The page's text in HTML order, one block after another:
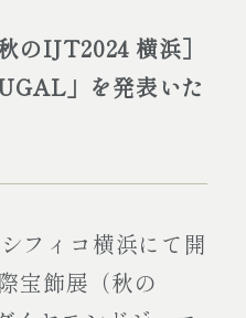
のIJT2024 横浜］
」を発表いた
フィコ横浜にて開
宝飾展（秋の